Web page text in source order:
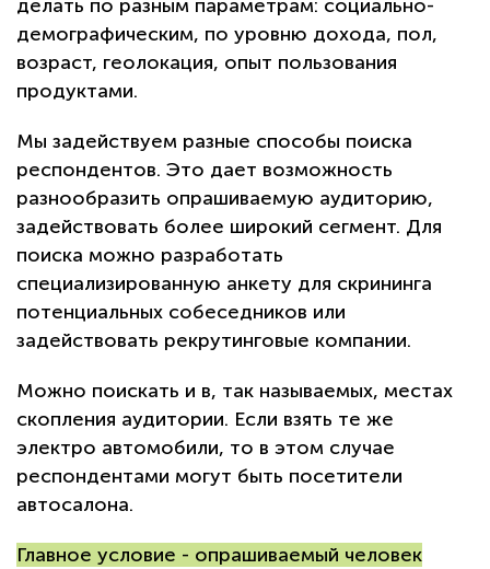
делать по разным параметрам: социально-
демографическим, по уровню дохода, пол,
возраст, геолокация, опыт пользования
продуктами.
Мы задействуем разные способы поиска
респондентов. Это дает возможность
разнообразить опрашиваемую аудиторию,
задействовать более широкий сегмент. Для
поиска можно разработать
специализированную анкету для скрининга
потенциальных собеседников или
задействовать рекрутинговые компании.
Можно поискать и в, так называемых, местах
скопления аудитории. Если взять те же
электро автомобили, то в этом случае
респондентами могут быть посетители
автосалона.
Главное условие - опрашиваемый человек